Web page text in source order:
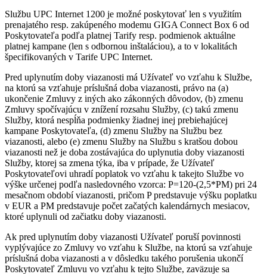
Službu UPC Internet 1200 je možné poskytovať len s využitím
prenajatého resp. zakúpeného modemu GIGA Connect Box 6 od
Poskytovateľa podľa platnej Tarify resp. podmienok aktuálne
platnej kampane (len s odbornou inštaláciou), a to v lokalitách
špecifikovaných v Tarife UPC Internet.
Pred uplynutím doby viazanosti má Užívateľ vo vzťahu k Službe,
na ktorú sa vzťahuje príslušná doba viazanosti, právo na (a)
ukončenie Zmluvy z iných ako zákonných dôvodov, (b) zmenu
Zmluvy spočívajúcu v znížení rozsahu Služby, (c) takú zmenu
Služby, ktorá nespĺňa podmienky žiadnej inej prebiehajúcej
kampane Poskytovateľa, (d) zmenu Služby na Službu bez
viazanosti, alebo (e) zmenu Služby na Službu s kratšou dobou
viazanosti než je doba zostávajúca do uplynutia doby viazanosti
Služby, ktorej sa zmena týka, iba v prípade, že Užívateľ
Poskytovateľovi uhradí poplatok vo vzťahu k takejto Službe vo
výške určenej podľa nasledovného vzorca: P=120-(2,5*PM) pri 24
mesačnom období viazanosti, pričom P predstavuje výšku poplatku
v EUR a PM predstavuje počet začatých kalendárnych mesiacov,
ktoré uplynuli od začiatku doby viazanosti.
Ak pred uplynutím doby viazanosti Užívateľ poruší povinnosti
vyplývajúce zo Zmluvy vo vzťahu k Službe, na ktorú sa vzťahuje
príslušná doba viazanosti a v dôsledku takého porušenia ukončí
Poskytovateľ Zmluvu vo vzťahu k tejto Službe, zaväzuje sa